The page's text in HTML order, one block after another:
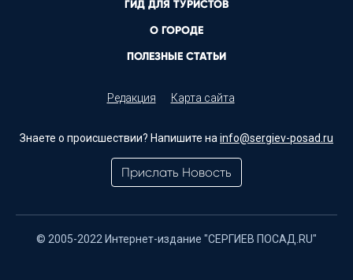
ГИД ДЛЯ ТУРИСТОВ
О ГОРОДЕ
ПОЛЕЗНЫЕ СТАТЬИ
Редакция Карта сайта
Знаете о происшествии? Напишите на info@sergiev-posad.ru
Прислать Новость
© 2005-2022 Интернет-издание "СЕРГИЕВ ПОСАД.RU"